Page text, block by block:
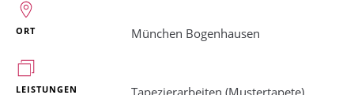
ORT München Bogenhausen
LEISTUNGEN Tapezierarbeiten (Mustertapete)